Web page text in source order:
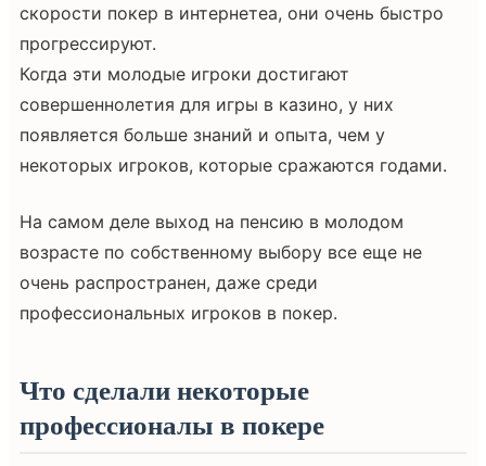
скорости покер в интернетеа, они очень быстро
прогрессируют.
Когда эти молодые игроки достигают
совершеннолетия для игры в казино, у них
появляется больше знаний и опыта, чем у
некоторых игроков, которые сражаются годами.
На самом деле выход на пенсию в молодом
возрасте по собственному выбору все еще не
очень распространен, даже среди
профессиональных игроков в покер.
Что сделали некоторые
профессионалы в покере